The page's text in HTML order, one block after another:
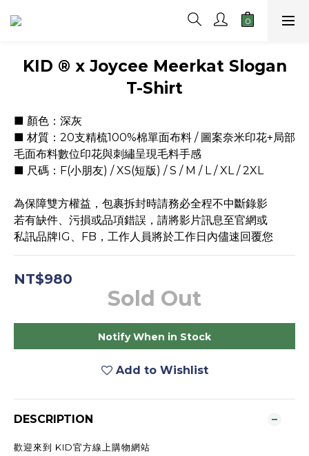
KID ® x Joycee Meerkat Slogan
T-Shirt
■ 顏色：深灰
■ 材質：20支精梳100%棉單面布料 / 圖案奈米印花+局部
毛面布料數位印花與刺繡呈現毛料手感
■ 尺碼：F(小朋友) / XS(短版) / S / M / L / XL / 2XL
為保障雙方權益，包裹拆封時請務必全程不中斷錄影
若有缺件、污損或品項錯誤，請將影片訊息至官網或
私訊品牌IG、FB，工作人員將於工作日內儘速回覆您
NT$980
Sold Out
Notify When in Stock
Add to Wishlist
DESCRIPTION
歡迎來到 KID官方線上購物網站